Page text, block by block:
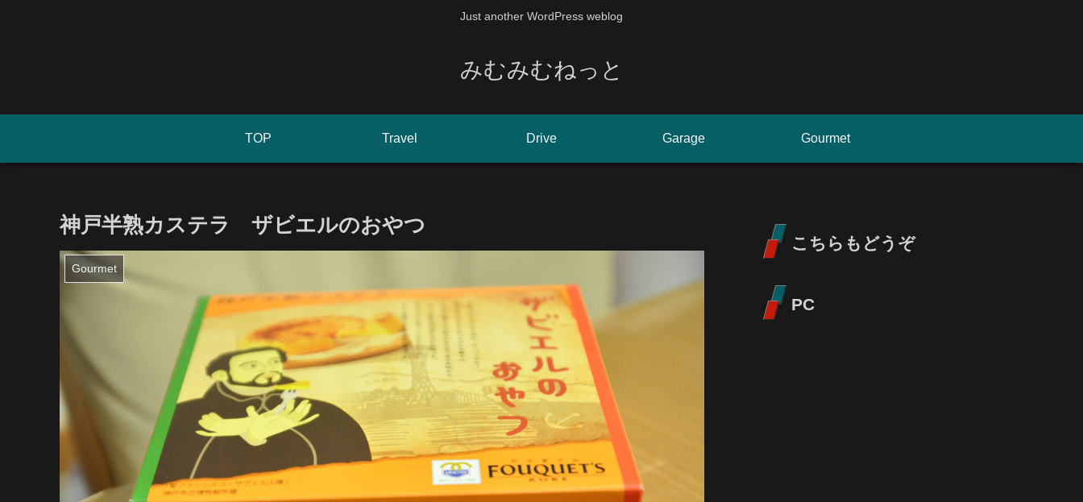
Just another WordPress weblog
みむみむねっと
TOP Travel Drive Garage Gourmet
神戸半熟カステラ ザビエルのおやつ
Gourmet
こちらもどうぞ
PC